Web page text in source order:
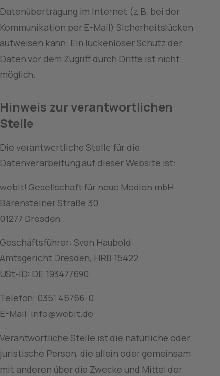
Datenübertragung im Internet (z.B. bei der
Kommunikation per E-Mail) Sicherheitslücken
aufweisen kann. Ein lückenloser Schutz der
Daten vor dem Zugriff durch Dritte ist nicht
möglich.
Hinweis zur verantwortlichen
Stelle
Die verantwortliche Stelle für die
Datenverarbeitung auf dieser Website ist:
webit! Gesellschaft für neue Medien mbH
Bärensteiner Straße 30
01277 Dresden
Geschäftsführer: Sven Haubold
Amtsgericht Dresden, HRB 15422
USt-ID: DE 193477690
Telefon: 0351 46766-0
E-Mail: info@webit.de
Verantwortliche Stelle ist die natürliche oder
juristische Person, die allein oder gemeinsam
mit anderen über die Zwecke und Mittel der